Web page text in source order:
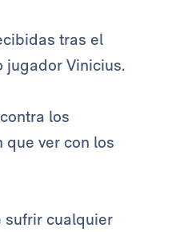
tras el
jugador Vinicius.
los
ver con los
sufrir cualquier